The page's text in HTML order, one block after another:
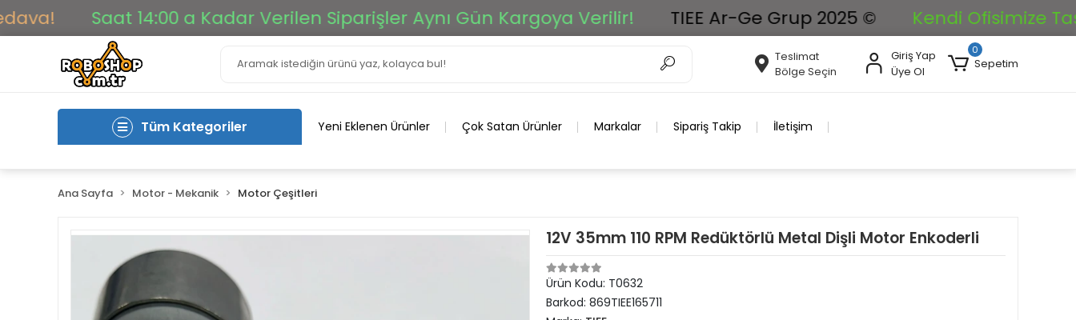
Saat 14:00 a Kadar Verilen Siparişler Aynı Gün Kargoya Verilir! TIEE Ar-Ge Grup 2025 © Kendi Ofisimize
Teslimat
Bölge Seçin
Giriş Yap
Üye Ol
0
Sepetim
Tüm Kategoriler Yeni Eklenen Ürünler Çok Satan Ürünler Markalar Sipariş Takip İletişim
Ana Sayfa Motor - Mekanik Motor Çeşitleri
12V 35mm 110 RPM Redüktörlü Metal Dişli Motor Enkoderli
Ürün Kodu: T0632
Barkod: 869TIEE165711